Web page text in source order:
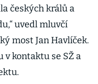
českých králů a
uvedl mluvčí
most Jan Havlíček.
v kontaktu se SŽ a